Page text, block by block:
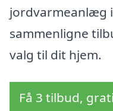
jordvarmeanlæg i
sammenligne
valg til dit hjem.
Få 3 tilbud,